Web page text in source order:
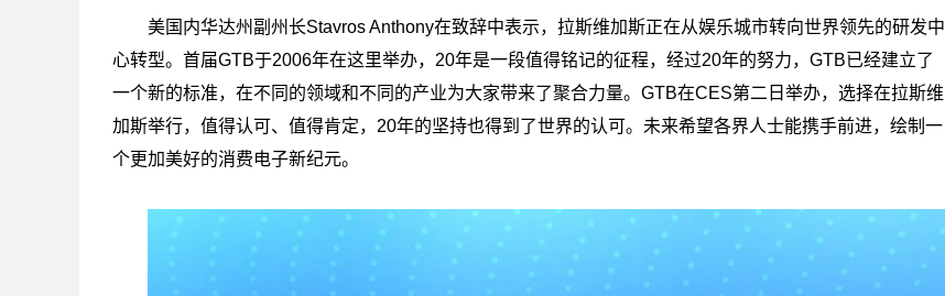
美国内华达州副州长Stavros Anthony在致辞中表示，拉斯维加斯正在从娱乐城市转向世界领先的研发中
心转型。首届GTB于2006年在这里举办，20年是一段值得铭记的征程，经过20年的努力，GTB已经建立了
一个新的标准，在不同的领域和不同的产业为大家带来了聚合力量。GTB在CES第二日举办，选择在拉斯维
加斯举行，值得认可、值得肯定，20年的坚持也得到了世界的认可。未来希望各界人士能携手前进，绘制一
个更加美好的消费电子新纪元。